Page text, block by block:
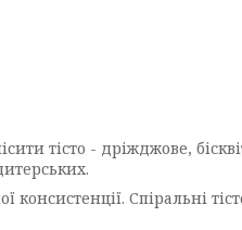
тісто - дріжджове,
Спіральні